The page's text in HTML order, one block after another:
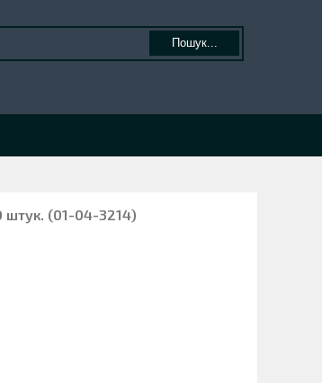
Пошук...
штук. (01-04-3214)